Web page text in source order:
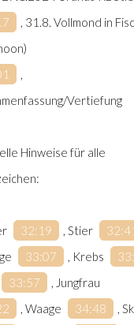
, 31.8. Vollmond in
,
Vertiefung
Hinweise für alle
32:19 , Stier
33:07 , Krebs
33:57
, Jungfrau
, Waage 34:48
,